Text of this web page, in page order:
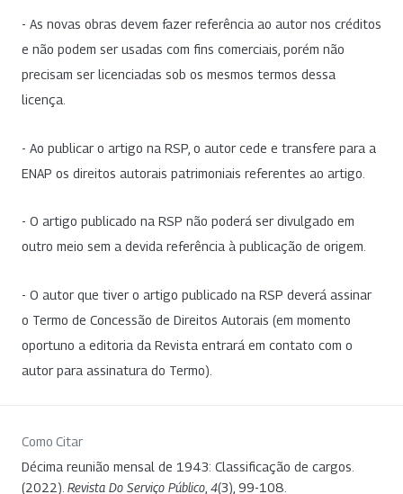
- As novas obras devem fazer referência ao autor nos créditos
e não podem ser usadas com fins comerciais, porém não
precisam ser licenciadas sob os mesmos termos dessa
licença.
- Ao publicar o artigo na RSP, o autor cede e transfere para a
ENAP os direitos autorais patrimoniais referentes ao artigo.
- O artigo publicado na RSP não poderá ser divulgado em
outro meio sem a devida referência à publicação de origem.
- O autor que tiver o artigo publicado na RSP deverá assinar
o Termo de Concessão de Direitos Autorais (em momento
oportuno a editoria da Revista entrará em contato com o
autor para assinatura do Termo).
Como Citar
Décima reunião mensal de 1943: Classificação de cargos.
(2022). Revista Do Serviço Público 4(3), 99-108.